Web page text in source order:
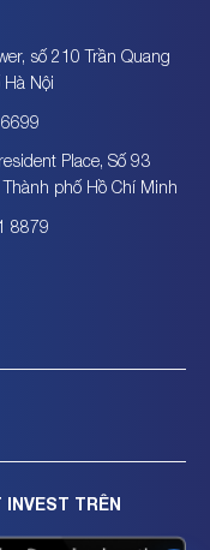
số 210 Trần Quang
Nội
Place, Số 93
phố Hồ Chí Minh
8879
TRÊN